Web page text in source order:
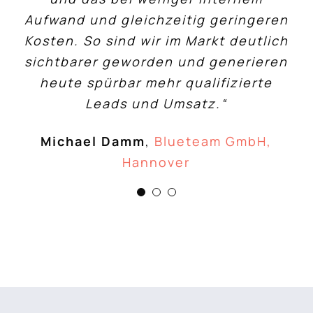
Aufwand und gleichzeitig geringeren
Kosten. So sind wir im Markt deutlich
sichtbarer geworden und generieren
heute spürbar mehr qualifizierte
Leads und Umsatz.“
Michael Damm, Blueteam GmbH,
Hannover
zu koordinieren. Dadurch spare ich
enorm viel Zeit und Kosten. Die
Sichtbarkeit meiner Website hat sich
deutlich verbessert und wir erhalten
spürbar mehr Anfragen über Google.“
Lothar Petzold, eliQa GmbH, Berlin
Beiträge für meinen Blog parat.
Meine Sichtbarkeit hat sich seitdem
signifikant verbessert und immer
mehr Interessenten sprechen mich
direkt an. Ich bin super zufrieden!“
Gerhart Flothow,
immobilienkonflikte.de, Mainz